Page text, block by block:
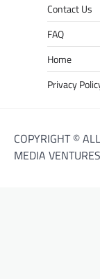
Contact Us
FAQ
Home
Privacy
COPYRIGHT ©
MEDIA